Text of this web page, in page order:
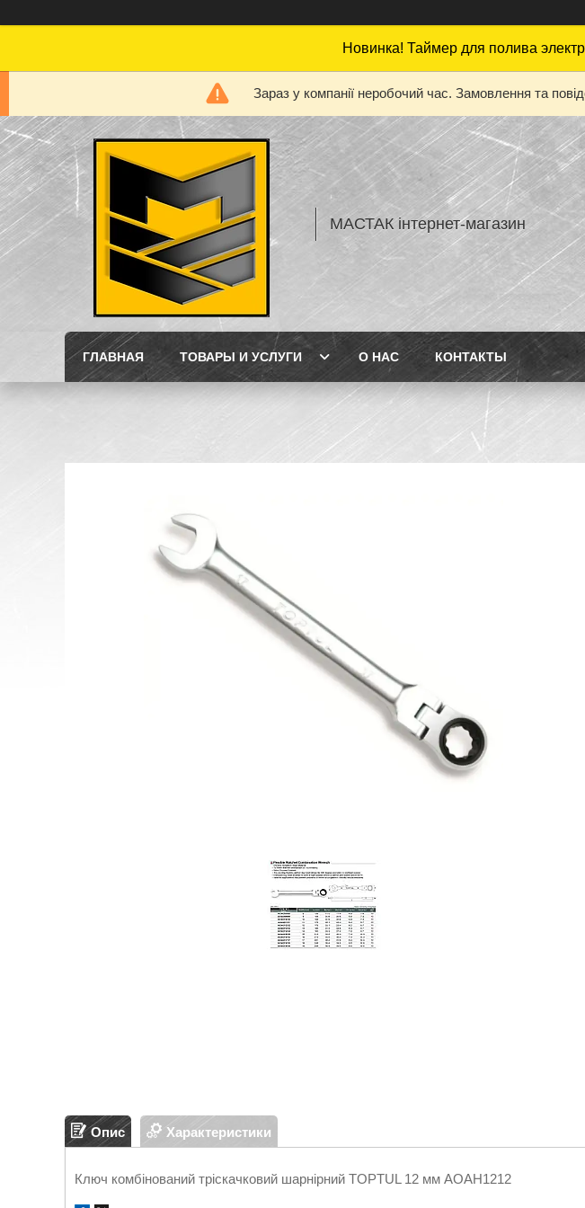
Новинка! Таймер для полива
Зараз у компанії неробочий час. Замовлення та
МАСТАК інтернет-магазин
ГЛАВНАЯ ТОВАРЫ И УСЛУГИ О НАС КОНТАКТЫ
Опис Характеристики
Ключ комбінований тріскачковий шарнірний TOPTUL 12 мм AOAH1212